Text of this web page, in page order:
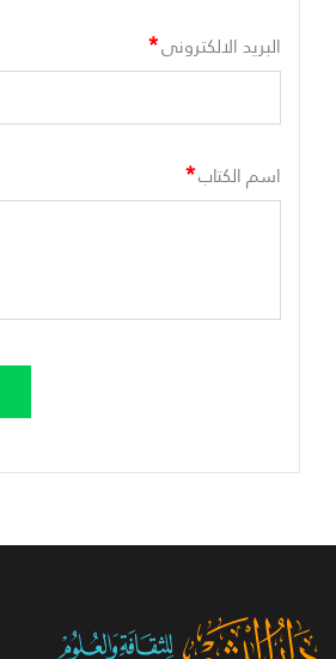
البريد الالكترونى*
اسم الكتاب*